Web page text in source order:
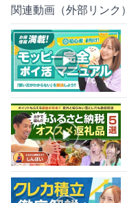
関連動画（外部リンク）